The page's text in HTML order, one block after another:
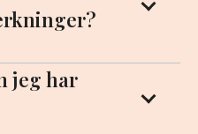
jeg har